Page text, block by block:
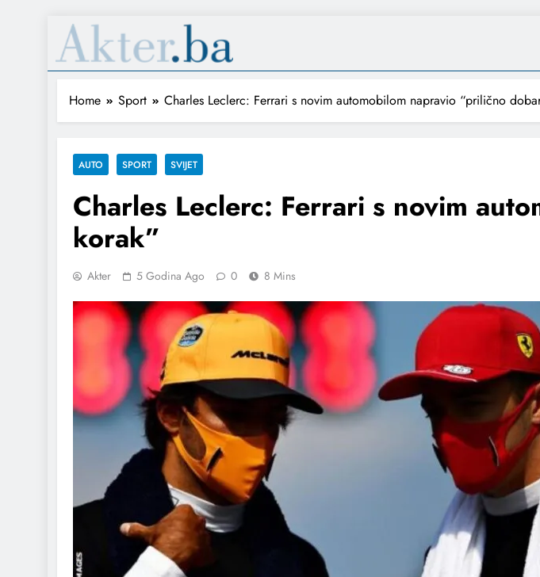
Home Sport Charles Leclerc: Ferrari s novim automobilom napravio “prilično
AUTO SPORT SVIJET
Charles Leclerc: Ferrari s novim
korak”
Akter 5 Godina Ago 0 8 Mins